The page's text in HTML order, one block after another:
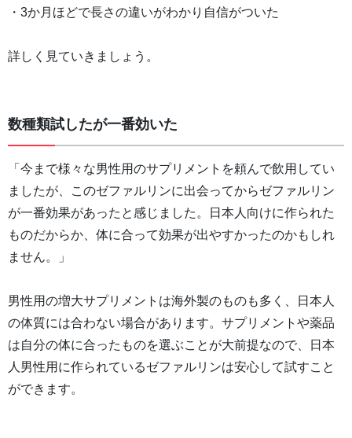
・3か月ほどで長さの違いがわかり自信がついた
詳しく見ていきましょう。
数種類試したが一番効いた
「今まで様々な男性用のサプリメントを頼んで飲用してい
ましたが、このゼファルリンに出会ってからゼファルリン
が一番効果があったと感じました。日本人向けに作られた
ものだからか、体に合って効果が出やすかったのかもしれ
ません。」
男性用の増大サプリメントは海外製のものも多く、日本人
の体質には合わない場合があります。サプリメントや薬品
は自分の体に合ったものを選ぶことが大前提なので、日本
人男性用に作られているゼファルリンは安心して試すこと
ができます。